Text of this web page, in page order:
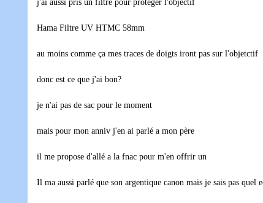
j'ai aussi pris un filtre pour proteger l'objectif
Hama Filtre UV HTMC 58mm
au moins comme ça mes traces de doigts iront pas sur l'objetctif
donc est ce que j'ai bon?
je n'ai pas de sac pour le moment
mais pour mon anniv j'en ai parlé a mon père
il me propose d'allé a la fnac pour m'en offrir un
Il ma aussi parlé que son argentique canon mais je sais pas quel